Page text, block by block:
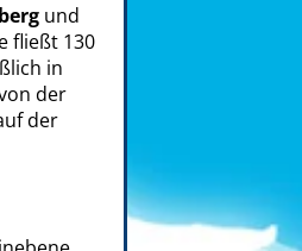
und
fließt 130
in
der
der